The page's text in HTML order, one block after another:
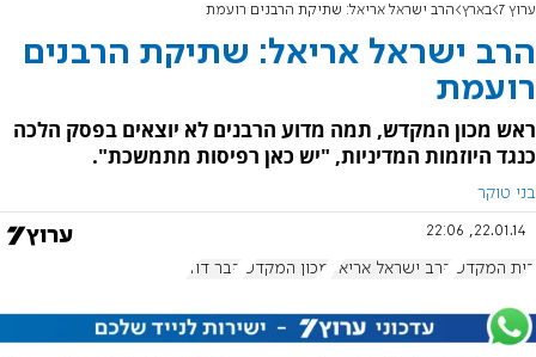
ערוץ 7 בארץ הרב ישראל אריאל: שתיקת הרבנים רועמת
הרב ישראל אריאל: שתיקת הרבנים
רועמת
ראש מכון המקדש, תמה מדוע הרבנים לא יוצאים בפסק הלכה
כנגד היוזמות המדיניות, "יש כאן רפיסות מתמשכת".
בני טוקר
22.01.14, 22:06
בית המקדש הרב ישראל אריאל מכון המקדש קבר דוד